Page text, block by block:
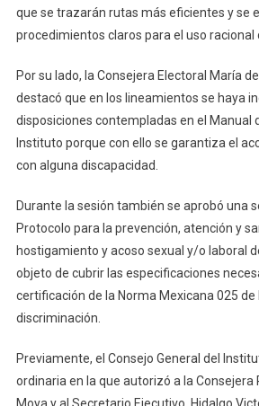
que se trazarán rutas más eficientes y se
procedimientos claros para el uso racional
Por su lado, la Consejera Electoral María
destacó que en los lineamientos se haya
disposiciones contempladas en el Manual
Instituto porque con ello se garantiza el
con alguna discapacidad.
Durante la sesión también se aprobó una
Protocolo para la prevención, atención y
hostigamiento y acoso sexual y/o laboral
objeto de cubrir las especificaciones
certificación de la Norma Mexicana 025 de
discriminación.
Previamente, el Consejo General del
ordinaria en la que autorizó a la Consejera